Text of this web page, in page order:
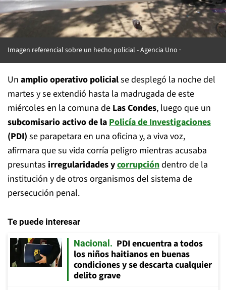
Imagen referencial sobre un hecho policial -Agencia Uno
Un amplio operativo policialse desplegó la noche del
martes y se extendió hasta la madrugada de este
miércoles en la comuna de Las Condes, luego que un
subcomisario activo de la Policía de Investigaciones
(PDI) se parapetara en una oficina y, a viva voz,
afirmara que su vida corría peligro mientras acusaba
presuntas irregularidades ycorrupcióndentro de la
institución y de otros organismos del sistema de
persecución penal.
Te puede interesar
Nacional
PDI encuentra a todos
los niños haitianos en buenas
condiciones y se descarta cualquier
delito grave